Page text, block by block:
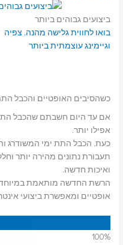
ביצועים גבוהים ביותר
בואו לחווית גלישה מהנה, צפיה
וגיימינג עוצמתית ביותר
כשהסיבים האופטיים והכבל
אם עד היום חשבתם שהכבל התת
אפילו יותר.
תעבורת נתונים מהירה יותר
ואיכות חדשה.
הרשת החדשה מותאמת במיוחד
אופטיים ומאפשרת ביצועי
100%